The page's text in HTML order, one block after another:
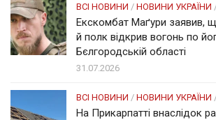
ВСІ НОВИНИ / НОВИНИ УКРАЇНИ
Екскомбат Маґури заявив,
й полк відкрив вогонь по
Бєлгородській області
31.07.2026
ВСІ НОВИНИ / НОВИНИ УКРАЇНИ
На Прикарпатті внаслідок